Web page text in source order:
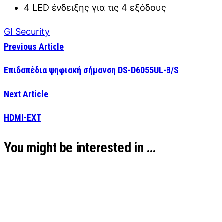
4 LED ένδειξης για τις 4 εξόδους
GI Security
Previous Article
Επιδαπέδια ψηφιακή σήμανση DS-D6055UL-B/S
Next Article
HDMI-EXT
You might be interested in …